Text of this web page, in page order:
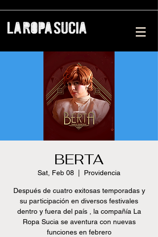
BERTA
Sat, Feb 08 Providencia
Después de cuatro exitosas temporadas y
su participación en diversos festivales
dentro y fuera del país , la compañía La
Ropa Sucia se aventura con nuevas
funciones en febrero